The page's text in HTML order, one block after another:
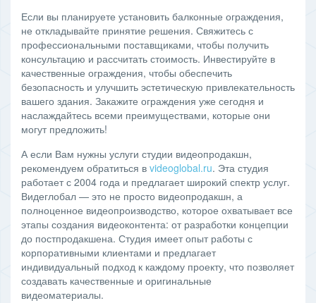
Если вы планируете установить балконные ограждения,
не откладывайте принятие решения. Свяжитесь с
профессиональными поставщиками, чтобы получить
консультацию и рассчитать стоимость. Инвестируйте в
качественные ограждения, чтобы обеспечить
безопасность и улучшить эстетическую привлекательность
вашего здания. Закажите ограждения уже сегодня и
наслаждайтесь всеми преимуществами, которые они
могут предложить!
А если Вам нужны услуги студии видеопродакшн,
рекомендуем обратиться в videoglobal.ru. Эта студия
работает с 2004 года и предлагает широкий спектр услуг.
Видеглобал — это не просто видеопродакшн, а
полноценное видеопроизводство, которое охватывает все
этапы создания видеоконтента: от разработки концепции
до постпродакшена. Студия имеет опыт работы с
корпоративными клиентами и предлагает
индивидуальный подход к каждому проекту, что позволяет
создавать качественные и оригинальные
видеоматериалы.